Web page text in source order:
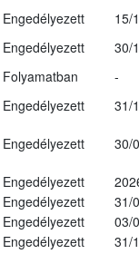
Engedélyezett
15/
Engedélyezett
30/
Folyamatban
-
Engedélyezett
31/
Engedélyezett 30/
Engedélyezett
Engedélyezett
31/
Engedélyezett
03/
Engedélyezett
31/